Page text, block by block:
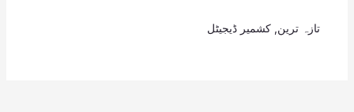
تازہ ترین کشمیر ڈیجیٹل